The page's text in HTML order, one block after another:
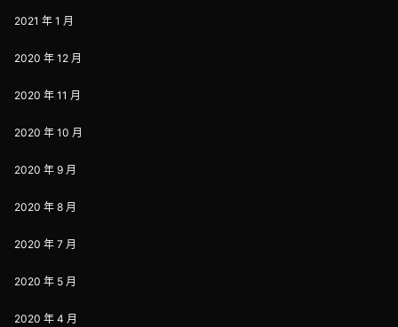
2021 年 1 月
2020 年 12 月
2020 年 11 月
2020 年 10 月
2020 年 9 月
2020 年 8 月
2020 年 7 月
2020 年 5 月
2020 年 4 月